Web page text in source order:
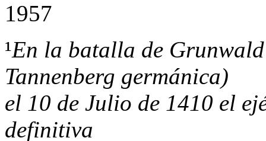
1957
¹En la batalla de
Tannenberg germánica)
el 10 de Julio de 1410 el
definitiva